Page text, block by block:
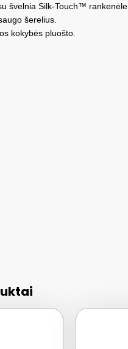
švelnia Silk-Touch™ rankenėle.
šerelius.
kokybės pluošto.